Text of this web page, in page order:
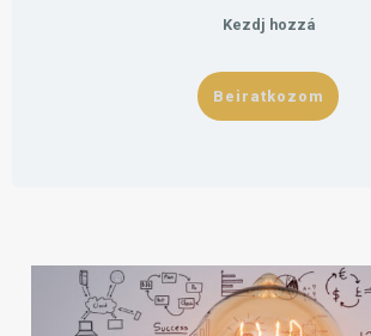
Kezdj hozzá
Beiratkozom